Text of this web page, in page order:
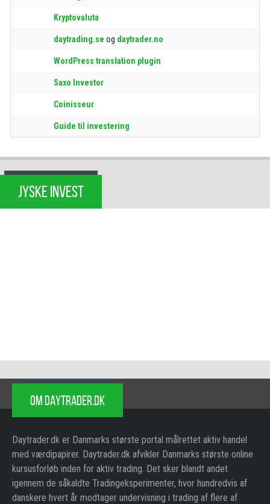
Kryptovaluta
daytrading.se og daytrader.no
WordPress translation plugin
Saxo Investor
Coinisseur
Guide til investering
JYSKE INVEST
OM DAYTRADER.DK
Daytrader.dk er Danmarks største portal målrettet aktiv handel
med værdipapirer. Daytrader.dk afvikler Danmarks største online
kursusforløb inden for aktiv trading. Det sker blandt andet
igennem de såkaldte Tradingeksperimenter, hvor hundredvis af
danskere hvert år modtager undervisning i trading af flere af